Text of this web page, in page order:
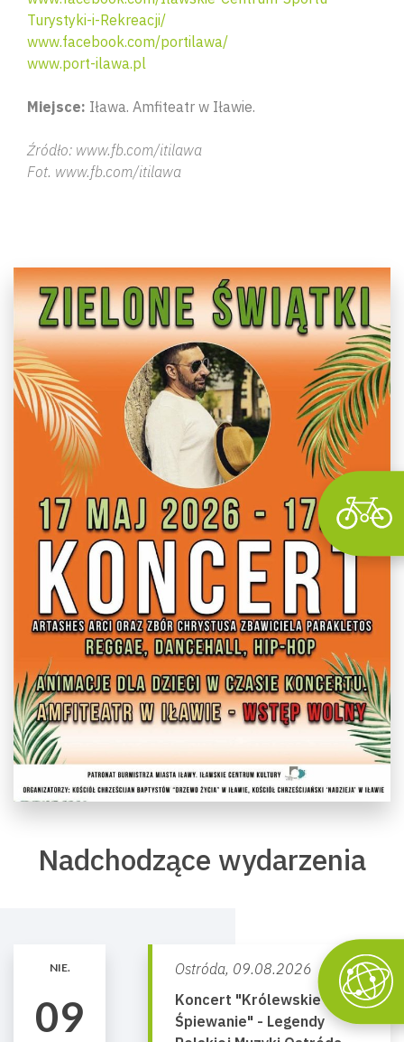
Turystyki-i-Rekreacji/
www.facebook.com/portilawa/
www.port-ilawa.pl
Miejsce: Iława. Amfiteatr w Iławie.
Źródło: www.fb.com/itilawa
Fot. www.fb.com/itilawa
Nadchodzące wydarzenia
NIE.
09
Ostróda, 09.08.2026
Koncert "Królewskie
Śpiewanie" - Legendy